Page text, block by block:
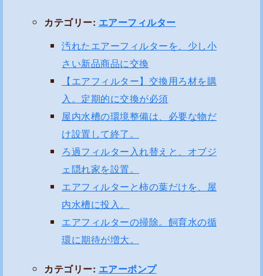
カテゴリー: エアーフィルター
汚れたエアーフィルターを、少し小
さい新品商品に交換
【エアフィルター】交換用ろ材を購
入。定期的に交換が必須
屋内水槽の環境整備は、必要な物だ
け設置して終了。
ろ過フィルター入れ替えと、オブジ
ェ隠れ家を設置。
エアフィルターと柿の葉だけを、屋
内水槽に投入。
エアフィルターの掃除。飼育水の循
環に期待が増大。
カテゴリー: エアーポンプ